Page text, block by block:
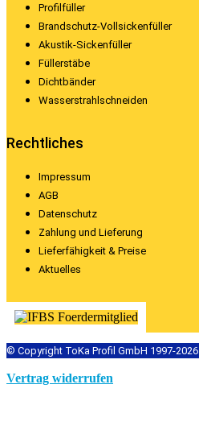
Profilfüller
Brandschutz-Vollsickenfüller
Akustik-Sickenfüller
Füllerstäbe
Dichtbänder
Wasserstrahlschneiden
Rechtliches
Impressum
AGB
Datenschutz
Zahlung und Lieferung
Lieferfähigkeit & Preise
Aktuelles
© Copyright ToKa Profil GmbH 1997-2026
Vertrag widerrufen